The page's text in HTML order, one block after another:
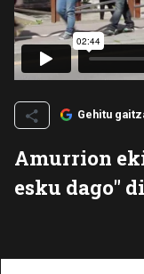
Gehitu
Amurrion
esku dago"